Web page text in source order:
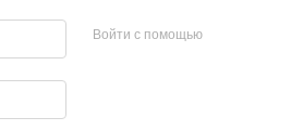
Войти с помощью